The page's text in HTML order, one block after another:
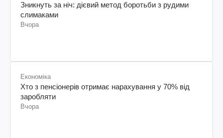
Зникнуть за ніч: дієвий метод боротьби з рудими
слимаками
Вчора
Економіка
Хто з пенсіонерів отримає нарахування у 70% від
заробляти
Вчора